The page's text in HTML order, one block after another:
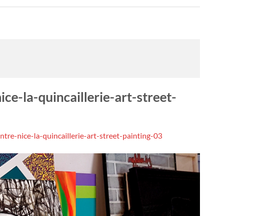
la-quincaillerie-art-street-
nice-la-quincaillerie-art-street-painting-03